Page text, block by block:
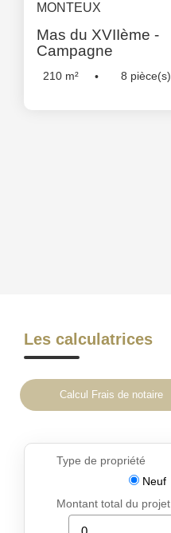
MONTEUX
Mas du XVIIème -
Campagne
210 m² 8 pièce(s)
Les calculatrices
Calcul Frais de notaire